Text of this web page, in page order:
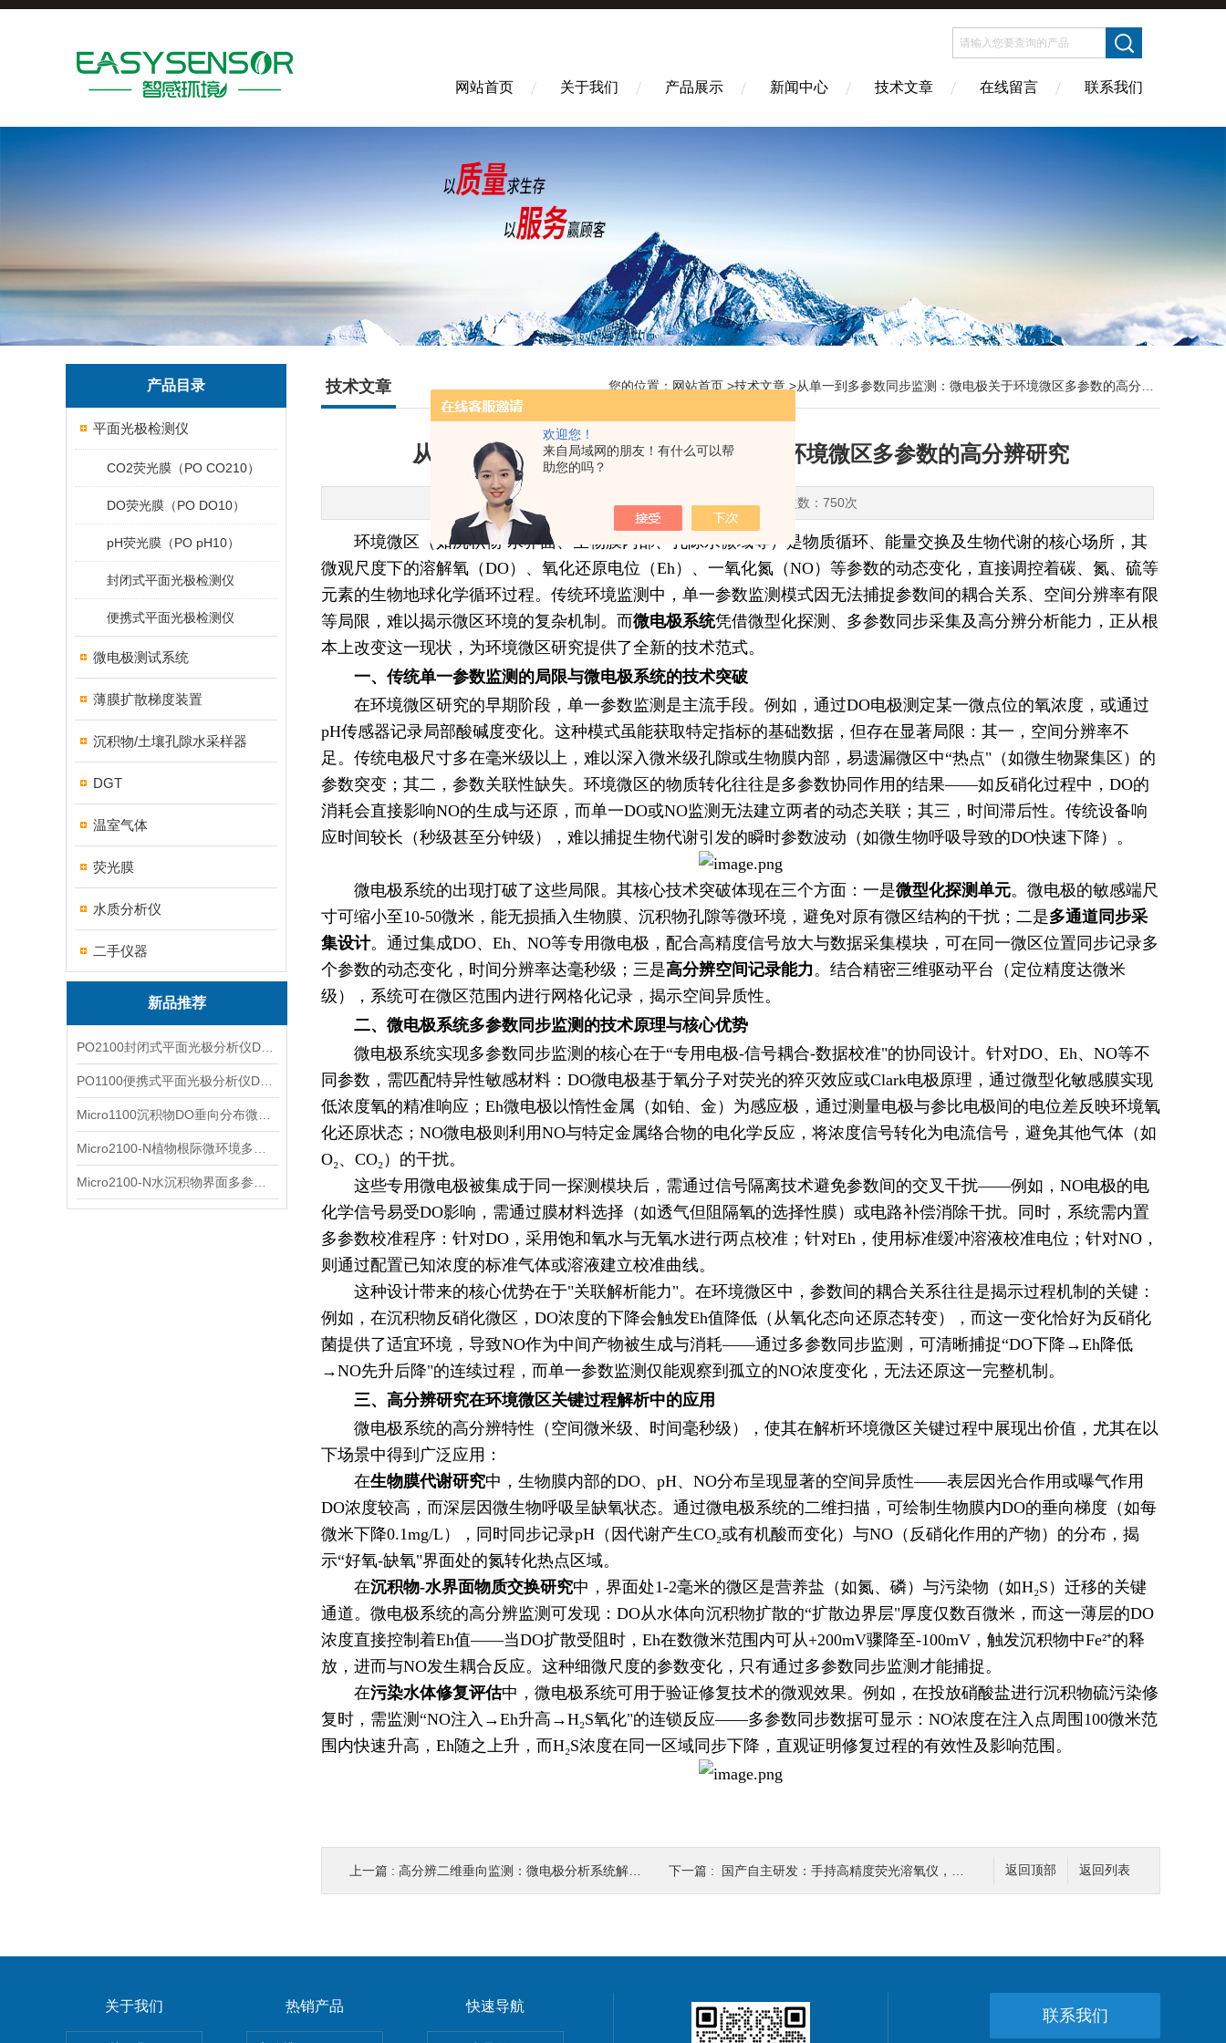
欢迎您！
来自局域网的朋友！有什么可以帮
助您的吗？
网站首页 关于我们 产品展示 新闻中心 技术文章 在线留言 联系我们
产品目录
平面光极检测仪
CO2荧光膜（PO CO210）
DO荧光膜（PO DO10）
pH荧光膜（PO pH10）
封闭式平面光极检测仪
便携式平面光极检测仪
微电极测试系统
薄膜扩散梯度装置
沉积物/土壤孔隙水采样器
DGT
温室气体
荧光膜
水质分析仪
二手仪器
新品推荐
技术文章 您的位置： 网站首页 >技术文章 >从单一到多参数同步监测：微电极关于环境微区多参数的高分辨研究
从单一到多参数同步监测：微电极关于环境微区多参数的高分辨研究
更新时间：2025-07-18 点击次数：750次
环境微区（如沉积物-水界面、生物膜内部、孔隙水微域等）是物质循环、能量交换及生物代谢的核心场所，其
微观尺度下的溶解氧（DO）、氧化还原电位（Eh）、一氧化氮（NO）等参数的动态变化，直接调控着碳、氮、硫等
元素的生物地球化学循环过程。传统环境监测中，单一参数监测模式因无法捕捉参数间的耦合关系、空间分辨率有限
等局限，难以揭示微区环境的复杂机制。而微电极系统凭借微型化探测、多参数同步采集及高分辨分析能力，正从根
本上改变这一现状，为环境微区研究提供了全新的技术范式。
一、传统单一参数监测的局限与微电极系统的技术突破
在环境微区研究的早期阶段，单一参数监测是主流手段。例如，通过DO电极测定某一微点位的氧浓度，或通过
pH传感器记录局部酸碱度变化。这种模式虽能获取特定指标的基础数据，但存在显著局限：其一，空间分辨率不
足。传统电极尺寸多在毫米级以上，难以深入微米级孔隙或生物膜内部，易遗漏微区中“热点"（如微生物聚集区）的
参数突变；其二，参数关联性缺失。环境微区的物质转化往往是多参数协同作用的结果——如反硝化过程中，DO的
消耗会直接影响NO的生成与还原，而单一DO或NO监测无法建立两者的动态关联；其三，时间滞后性。传统设备响
应时间较长（秒级甚至分钟级），难以捕捉生物代谢引发的瞬时参数波动（如微生物呼吸导致的DO快速下降）。
微电极系统的出现打破了这些局限。其核心技术突破体现在三个方面：一是微型化探测单元。微电极的敏感端尺
寸可缩小至10-50微米，能无损插入生物膜、沉积物孔隙等微环境，避免对原有微区结构的干扰；二是多通道同步采
集设计。通过集成DO、Eh、NO等专用微电极，配合高精度信号放大与数据采集模块，可在同一微区位置同步记录多
个参数的动态变化，时间分辨率达毫秒级；三是高分辨空间记录能力。结合精密三维驱动平台（定位精度达微米
级），系统可在微区范围内进行网格化记录，揭示空间异质性。
二、微电极系统多参数同步监测的技术原理与核心优势
微电极系统实现多参数同步监测的核心在于“专用电极-信号耦合-数据校准"的协同设计。针对DO、Eh、NO等不
同参数，需匹配特异性敏感材料：DO微电极基于氧分子对荧光的猝灭效应或Clark电极原理，通过微型化敏感膜实现
低浓度氧的精准响应；Eh微电极以惰性金属（如铂、金）为感应极，通过测量电极与参比电极间的电位差反映环境氧
化还原状态；NO微电极则利用NO与特定金属络合物的电化学反应，将浓度信号转化为电流信号，避免其他气体（如
O₂、CO₂）的干扰。
这些专用微电极被集成于同一探测模块后，需通过信号隔离技术避免参数间的交叉干扰——例如，NO电极的电
化学信号易受DO影响，需通过膜材料选择（如透气但阻隔氧的选择性膜）或电路补偿消除干扰。同时，系统需内置
多参数校准程序：针对DO，采用饱和氧水与无氧水进行两点校准；针对Eh，使用标准缓冲溶液校准电位；针对NO，
则通过配置已知浓度的标准气体或溶液建立校准曲线。
这种设计带来的核心优势在于"关联解析能力"。在环境微区中，参数间的耦合关系往往是揭示过程机制的关键：
例如，在沉积物反硝化微区，DO浓度的下降会触发Eh值降低（从氧化态向还原态转变），而这一变化恰好为反硝化
菌提供了适宜环境，导致NO作为中间产物被生成与消耗——通过多参数同步监测，可清晰捕捉“DO下降→Eh降低
→NO先升后降"的连续过程，而单一参数监测仅能观察到孤立的NO浓度变化，无法还原这一完整机制。
三、高分辨研究在环境微区关键过程解析中的应用
微电极系统的高分辨特性（空间微米级、时间毫秒级），使其在解析环境微区关键过程中展现出价值，尤其在以
下场景中得到广泛应用：
在生物膜代谢研究中，生物膜内部的DO、pH、NO分布呈现显著的空间异质性——表层因光合作用或曝气作用
DO浓度较高，而深层因微生物呼吸呈缺氧状态。通过微电极系统的二维扫描，可绘制生物膜内DO的垂向梯度（如每
微米下降0.1mg/L），同时同步记录pH（因代谢产生CO₂或有机酸而变化）与NO（反硝化作用的产物）的分布，揭
示“好氧-缺氧"界面处的氮转化热点区域。
在沉积物-水界面物质交换研究中，界面处1-2毫米的微区是营养盐（如氮、磷）与污染物（如H₂S）迁移的关键
通道。微电极系统的高分辨监测可发现：DO从水体向沉积物扩散的“扩散边界层"厚度仅数百微米，而这一薄层的DO
浓度直接控制着Eh值——当DO扩散受阻时，Eh在数微米范围内可从+200mV骤降至-100mV，触发沉积物中Fe²⁺的释
放，进而与NO发生耦合反应。这种细微尺度的参数变化，只有通过多参数同步监测才能捕捉。
在污染水体修复评估中，微电极系统可用于验证修复技术的微观效果。例如，在投放硝酸盐进行沉积物硫污染修
复时，需监测“NO注入→Eh升高→H₂S氧化"的连锁反应——多参数同步数据可显示：NO浓度在注入点周围100微米范
围内快速升高，Eh随之上升，而H₂S浓度在同一区域同步下降，直观证明修复过程的有效性及影响范围。
返回列表
返回顶部
上一篇 : 高分辨二维垂向监测：微电极分析系统解析DO、Eh、H2S等环境参数的微区动态 下一篇 : 国产自主研发：手持高精度荧光溶氧仪，让淡水渔业溶解氧监测 “随时随地”
关于我们 热销产品 快速导航
联系我们